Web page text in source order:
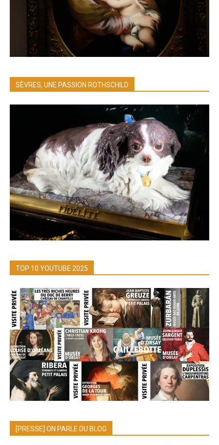
SÈVRES, UNE PASSION ROTHSCHILD
TOP 10 YOUTUBE 2025
[PRESSE] ON PARLE DU BLOG